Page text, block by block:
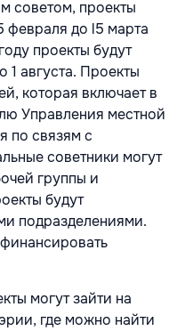
советом, проекты
февраля до l5 марта
проекты будут
1 августа. Проекты
которая включает в
Управления местной
по связям с
советники могут
группы и
будут
подразделениями.
могут зайти на
где можно найти